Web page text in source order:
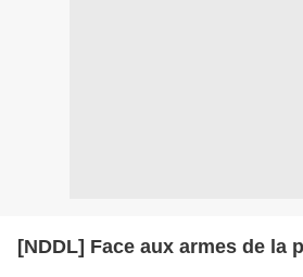
[NDDL] Face aux armes de la